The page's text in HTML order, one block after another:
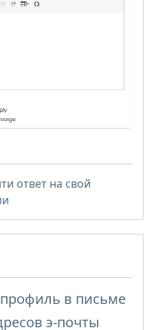
ответ на свой
в письме
э-почты